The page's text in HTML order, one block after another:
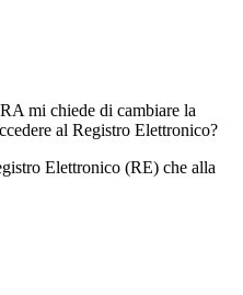
mi chiede di cambiare la
al Registro Elettronico?
Elettronico (RE) che alla